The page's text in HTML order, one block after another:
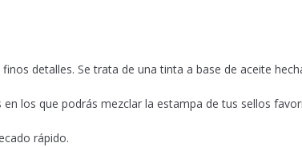
detalles. Se trata de una tinta a base de aceite
los que podrás mezclar la estampa de tus sellos
rápido.